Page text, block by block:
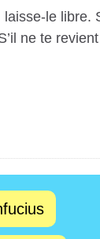
le libre.
ne te